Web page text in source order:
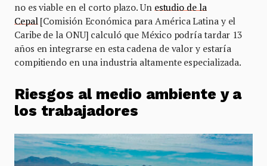
no es viable en el corto plazo. Un estudio de la
Cepal [Comisión Económica para América Latina y el
Caribe de la ONU] calculó que México podría tardar 13
años en integrarse en esta cadena de valor y estaría
compitiendo en una industria altamente especializada.
Riesgos al medio ambiente y a
los trabajadores